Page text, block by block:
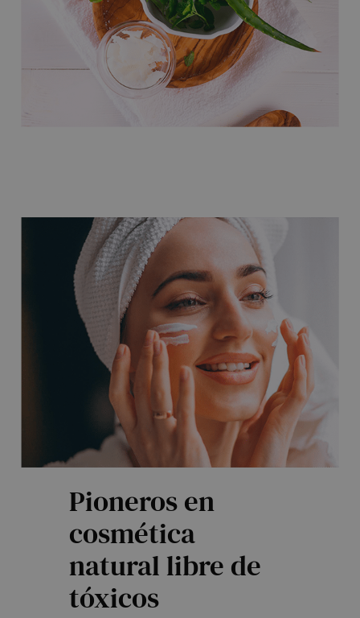
Pioneros en
cosmética
natural libre de
tóxicos